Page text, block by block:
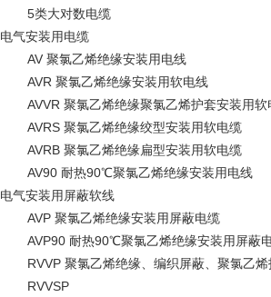
5类大对数电缆
电气安装用电缆
AV 聚氯乙烯绝缘安装用电线
AVR 聚氯乙烯绝缘安装用软电线
AVVR 聚氯乙烯绝缘聚氯乙烯护套安装用软
AVRS 聚氯乙烯绝缘绞型安装用软电缆
AVRB 聚氯乙烯绝缘扁型安装用软电缆
AV90 耐热90℃聚氯乙烯绝缘安装用电线
电气安装用屏蔽软线
AVP 聚氯乙烯绝缘安装用屏蔽电缆
AVP90 耐热90℃聚氯乙烯绝缘安装用屏蔽
RVVP 聚氯乙烯绝缘、编织屏蔽、聚氯乙
RVVSP